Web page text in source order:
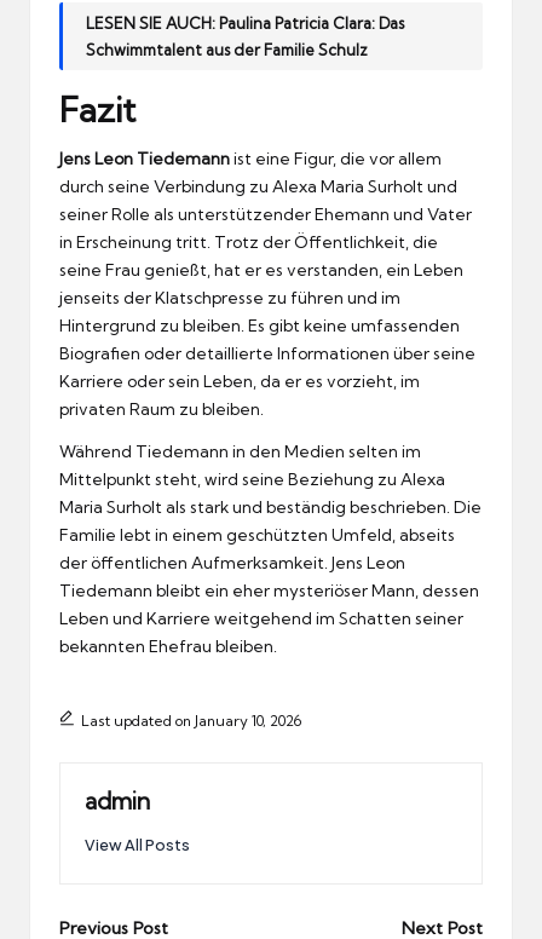
LESEN SIE AUCH: Paulina Patricia Clara: Das
Schwimmtalent aus der Familie Schulz
Fazit
Jens Leon Tiedemannist eine Figur, die vor allem
durch seine Verbindung zu Alexa Maria Surholt und
seiner Rolle als unterstützender Ehemann und Vater
in Erscheinung tritt. Trotz der Öffentlichkeit, die
seine Frau genießt, hat er es verstanden, ein Leben
jenseits der Klatschpresse zu führen und im
Hintergrund zu bleiben. Es gibt keine umfassenden
Biografien oder detaillierte Informationen über seine
Karriere oder sein Leben, da er es vorzieht, im
privaten Raum zu bleiben.
Während Tiedemann in den Medien selten im
Mittelpunkt steht, wird seine Beziehung zu Alexa
Maria Surholt als stark und beständig beschrieben. Die
Familie lebt in einem geschützten Umfeld, abseits
der öffentlichen Aufmerksamkeit. Jens Leon
Tiedemann bleibt ein eher mysteriöser Mann, dessen
Leben und Karriere weitgehend im Schatten seiner
bekannten Ehefrau bleiben.
Last updated on January 10, 2026
admin
View All Posts
Previous Post Next Post